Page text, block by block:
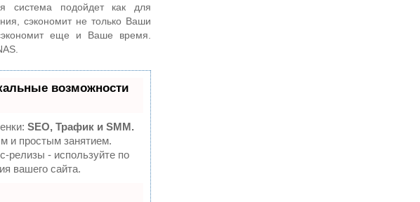
система подойдет как для
сэкономит не только Ваши
еще и Ваше время.
возможности
SEO, Трафик и SMM.
и простым занятием.
релизы - используйте по
вашего сайта.